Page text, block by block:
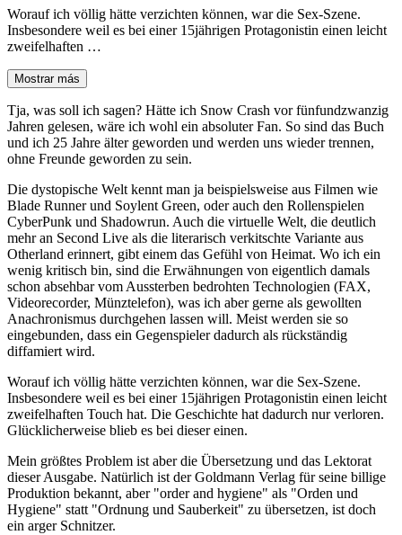
Worauf ich völlig hätte verzichten können, war die Sex-Szene.
Insbesondere weil es bei einer 15jährigen Protagonistin einen leicht
zweifelhaften …
Mostrar más
Tja, was soll ich sagen? Hätte ich Snow Crash vor fünfundzwanzig
Jahren gelesen, wäre ich wohl ein absoluter Fan. So sind das Buch
und ich 25 Jahre älter geworden und werden uns wieder trennen,
ohne Freunde geworden zu sein.
Die dystopische Welt kennt man ja beispielsweise aus Filmen wie
Blade Runner und Soylent Green, oder auch den Rollenspielen
CyberPunk und Shadowrun. Auch die virtuelle Welt, die deutlich
mehr an Second Live als die literarisch verkitschte Variante aus
Otherland erinnert, gibt einem das Gefühl von Heimat. Wo ich ein
wenig kritisch bin, sind die Erwähnungen von eigentlich damals
schon absehbar vom Aussterben bedrohten Technologien (FAX,
Videorecorder, Münztelefon), was ich aber gerne als gewollten
Anachronismus durchgehen lassen will. Meist werden sie so
eingebunden, dass ein Gegenspieler dadurch als rückständig
diffamiert wird.
Worauf ich völlig hätte verzichten können, war die Sex-Szene.
Insbesondere weil es bei einer 15jährigen Protagonistin einen leicht
zweifelhaften Touch hat. Die Geschichte hat dadurch nur verloren.
Glücklicherweise blieb es bei dieser einen.
Mein größtes Problem ist aber die Übersetzung und das Lektorat
dieser Ausgabe. Natürlich ist der Goldmann Verlag für seine billige
Produktion bekannt, aber "order and hygiene" als "Orden und
Hygiene" statt "Ordnung und Sauberkeit" zu übersetzen, ist doch
ein arger Schnitzer.